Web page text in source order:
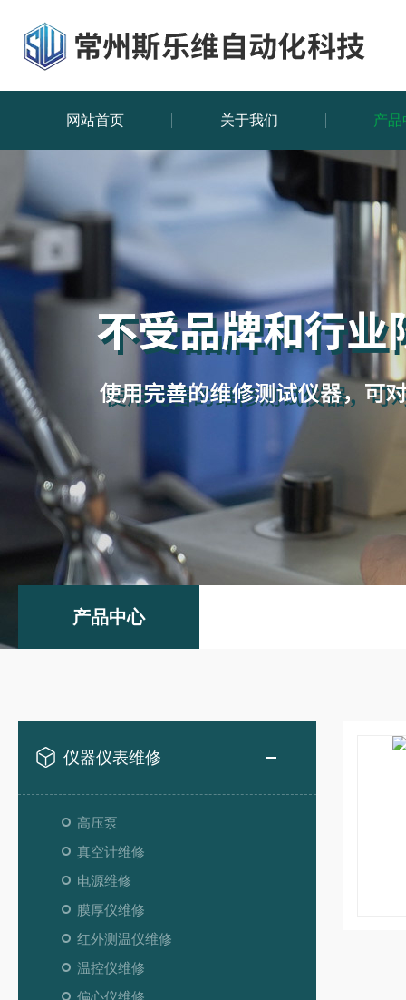
网站首页 关于我们 产品
产品中心
仪器仪表维修
高压泵
真空计维修
电源维修
膜厚仪维修
红外测温仪维修
温控仪维修
偏心仪维修